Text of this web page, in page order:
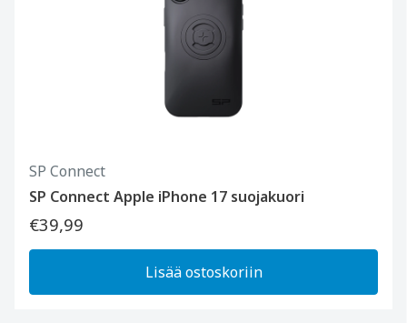
SP Connect
SP Connect Apple iPhone 17 suojakuori
€39,99
Lisää ostoskoriin